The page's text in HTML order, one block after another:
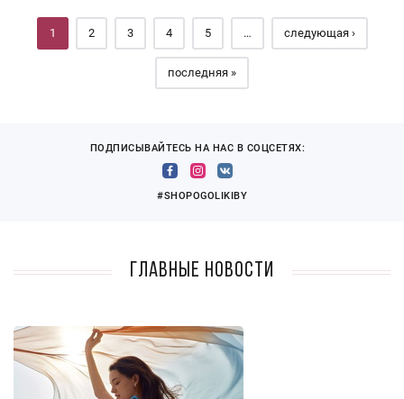
1 2 3 4 5 … следующая ›
последняя »
ПОДПИСЫВАЙТЕСЬ НА НАС В СОЦСЕТЯХ:
#SHOPOGOLIKIBY
Главные новости